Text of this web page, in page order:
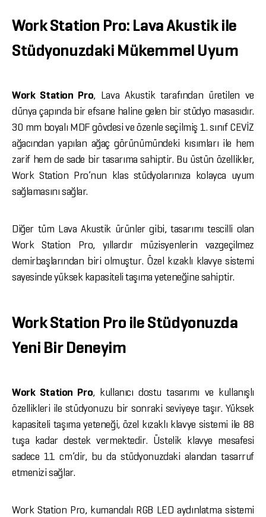
Work Station Pro: Lava Akustik ile
Stüdyonuzdaki Mükemmel Uyum
Work Station Pro, Lava Akustik tarafından üretilen ve
dünya çapında bir efsane haline gelen bir stüdyo masasıdır.
30 mm boyalı MDF gövdesi ve özenle seçilmiş 1. sınıf CEVİZ
ağacından yapılan ağaç görünümündeki kısımları ile hem
zarif hem de sade bir tasarıma sahiptir. Bu üstün özellikler,
Work Station Pro’nun klas stüdyolarınıza kolayca uyum
sağlamasını sağlar.
Diğer tüm Lava Akustik ürünler gibi, tasarımı tescilli olan
Work Station Pro, yıllardır müzisyenlerin vazgeçilmez
demirbaşlarından biri olmuştur. Özel kızaklı klavye sistemi
sayesinde yüksek kapasiteli taşıma yeteneğine sahiptir.
Work Station Pro ile Stüdyonuzda
Yeni Bir Deneyim
Work Station Pro, kullanıcı dostu tasarımı ve kullanışlı
özellikleri ile stüdyonuzu bir sonraki seviyeye taşır. Yüksek
kapasiteli taşıma yeteneği, özel kızaklı klavye sistemi ile 88
tuşa kadar destek vermektedir. Üstelik klavye mesafesi
sadece 11 cm’dir, bu da stüdyonuzdaki alandan tasarruf
etmenizi sağlar.
Work Station Pro, kumandalı RGB LED aydınlatma sistemi